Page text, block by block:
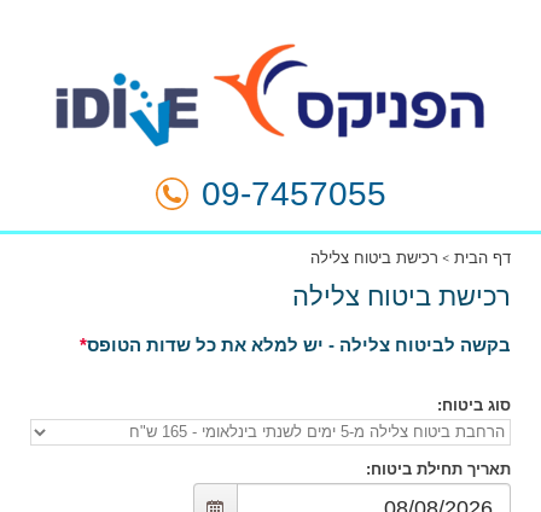
09-7457055
דף הבית רכישת ביטוח צלילה
רכישת ביטוח צלילה
בקשה לביטוח צלילה - יש למלא את כל שדות הטופס
סוג ביטוח:
תאריך תחילת ביטוח: